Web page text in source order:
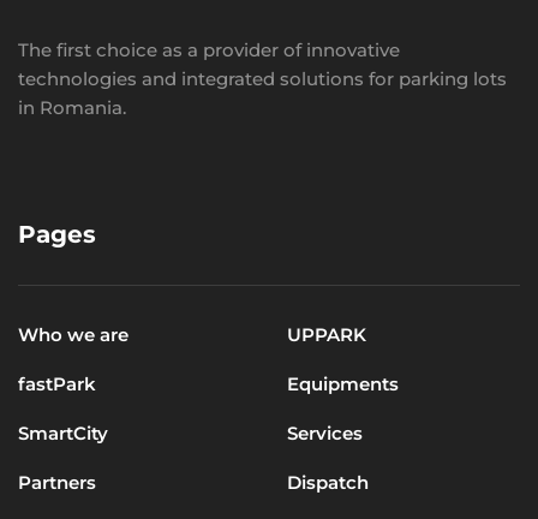
The first choice as a provider of innovative
technologies and integrated solutions for parking lots
in Romania.
Pages
Who we are UPPARK
fastPark Equipments
SmartCity Services
Partners Dispatch